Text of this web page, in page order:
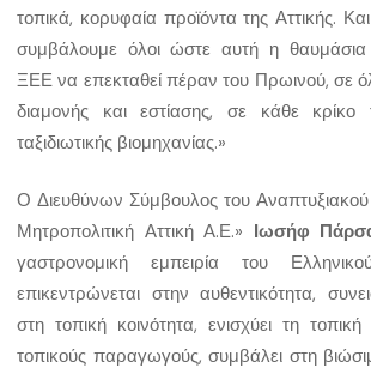
τοπικά, κορυφαία προϊόντα της Αττικής.
συμβάλουμε όλοι ώστε αυτή η
ΞΕΕ να επεκταθεί πέραν του Πρωινού, σε
διαμονής και εστίασης, σε κάθε κρίκο
ταξιδιωτικής βιομηχανίας.»
Ο Διευθύνων Σύμβουλος του
Μητροπολιτική Αττική Α.Ε.» Ιωσήφ
γαστρονομική εμπειρία του
επικεντρώνεται στην αυθεντικότητα,
στη τοπική κοινότητα, ενισχύει τη
τοπικούς παραγωγούς, συμβάλει στη